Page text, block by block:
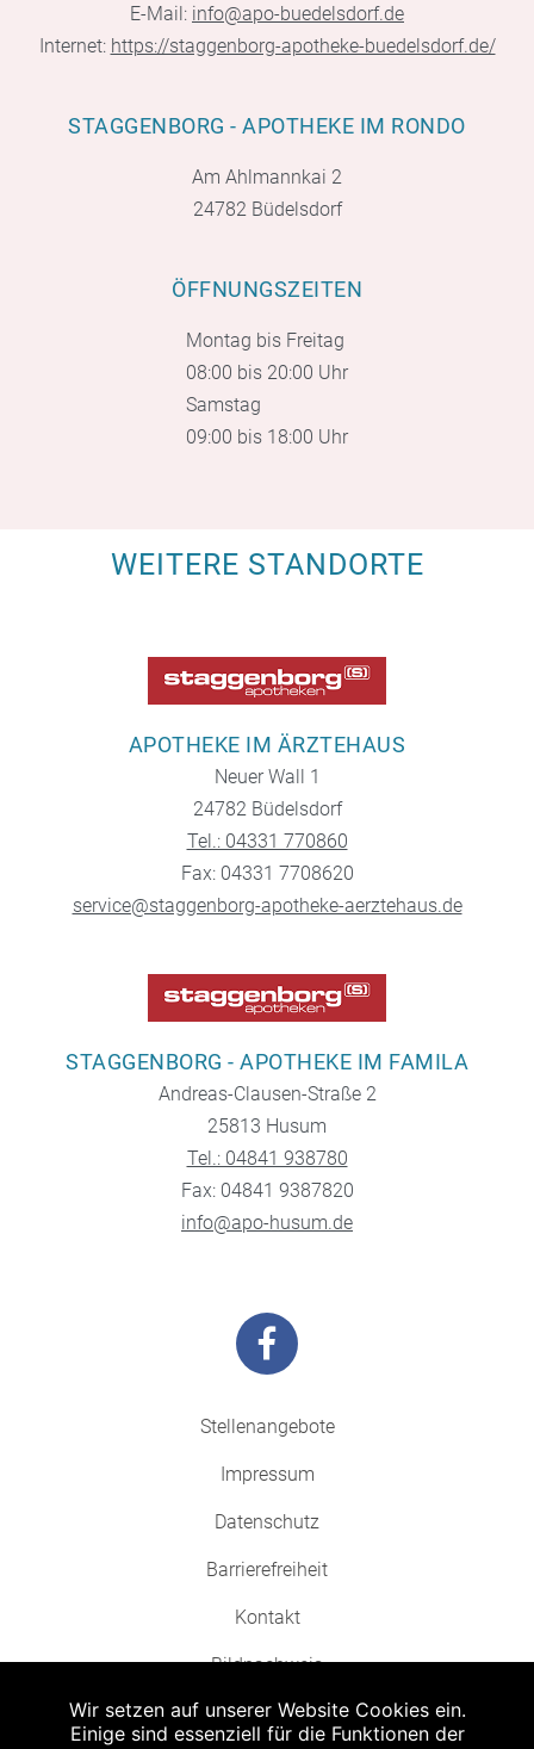
E-Mail: info@apo-buedelsdorf.de
Internet: https://staggenborg-apotheke-buedelsdorf.de/
STAGGENBORG - APOTHEKE IM RONDO
Am Ahlmannkai 2
24782 Büdelsdorf
ÖFFNUNGSZEITEN
Montag bis Freitag
08:00 bis 20:00 Uhr
Samstag
09:00 bis 18:00 Uhr
WEITERE STANDORTE
APOTHEKE IM ÄRZTEHAUS
Neuer Wall 1
24782 Büdelsdorf
Tel.: 04331 770860
Fax: 04331 7708620
service@staggenborg-apotheke-aerztehaus.de
STAGGENBORG - APOTHEKE IM FAMILA
Andreas-Clausen-Straße 2
25813 Husum
Tel.: 04841 938780
Fax: 04841 9387820
info@apo-husum.de
Stellenangebote
Impressum
Datenschutz
Barrierefreiheit
Kontakt
Bildnachweis
Wir setzen auf unserer Website Cookies ein.
Einige sind essenziell für die Funktionen der